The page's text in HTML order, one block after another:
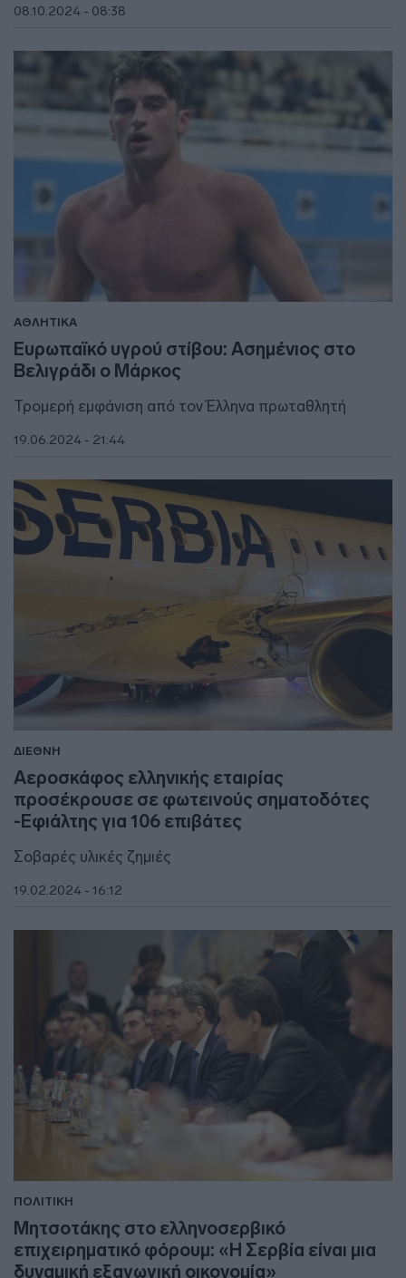
08.10.2024 - 08:38
ΑΘΛΗΤΙΚΑ
Ευρωπαϊκό υγρού στίβου: Ασημένιος στο
Βελιγράδι ο Μάρκος
Τρομερή εμφάνιση από τον Έλληνα πρωταθλητή
19.06.2024 - 21:44
ΔΙΕΘΝΗ
Αεροσκάφος ελληνικής εταιρίας
προσέκρουσε σε φωτεινούς σηματοδότες
-Εφιάλτης για 106 επιβάτες
Σοβαρές υλικές ζημιές
19.02.2024 - 16:12
ΠΟΛΙΤΙΚΗ
Μητσοτάκης στο ελληνοσερβικό
επιχειρηματικό φόρουμ: «Η Σερβία είναι μια
δυναμική εξαγωγική οικονομία»